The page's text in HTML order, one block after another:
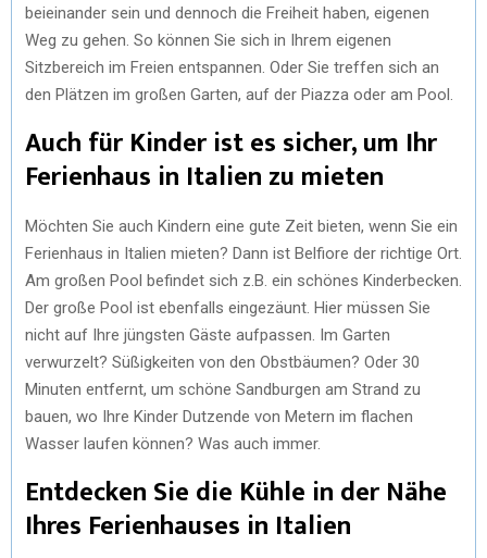
beieinander sein und dennoch die Freiheit haben, eigenen
Weg zu gehen. So können Sie sich in Ihrem eigenen
Sitzbereich im Freien entspannen. Oder Sie treffen sich an
den Plätzen im großen Garten, auf der Piazza oder am Pool.
Auch für Kinder ist es sicher, um Ihr
Ferienhaus in Italien zu mieten
Möchten Sie auch Kindern eine gute Zeit bieten, wenn Sie ein
Ferienhaus in Italien mieten? Dann ist Belfiore der richtige Ort.
Am großen Pool befindet sich z.B. ein schönes Kinderbecken.
Der große Pool ist ebenfalls eingezäunt. Hier müssen Sie
nicht auf Ihre jüngsten Gäste aufpassen. Im Garten
verwurzelt? Süßigkeiten von den Obstbäumen? Oder 30
Minuten entfernt, um schöne Sandburgen am Strand zu
bauen, wo Ihre Kinder Dutzende von Metern im flachen
Wasser laufen können? Was auch immer.
Entdecken Sie die Kühle in der Nähe
Ihres Ferienhauses in Italien